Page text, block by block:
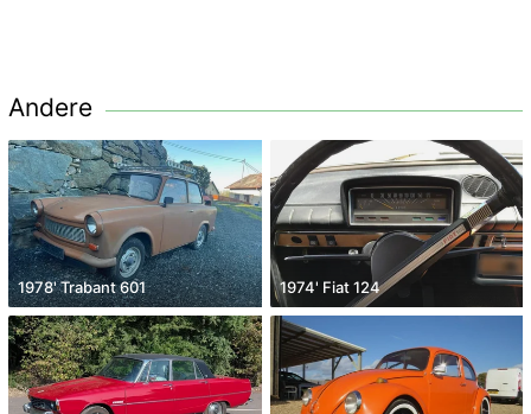
Andere
1978' Trabant 601 1974' Fiat 124